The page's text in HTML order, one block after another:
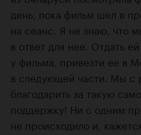
день, пока фильм шел в
на сеанс. Я не знаю, что
в ответ для нее. Отдать
у фильма, привезти ее в
в следующей части. Мы с
благодарить за такую
поддержку! Ни с одним
не происходило и,